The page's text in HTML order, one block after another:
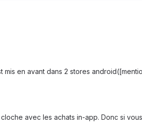
en avant dans 2 stores
avec les achats in-app. Donc si